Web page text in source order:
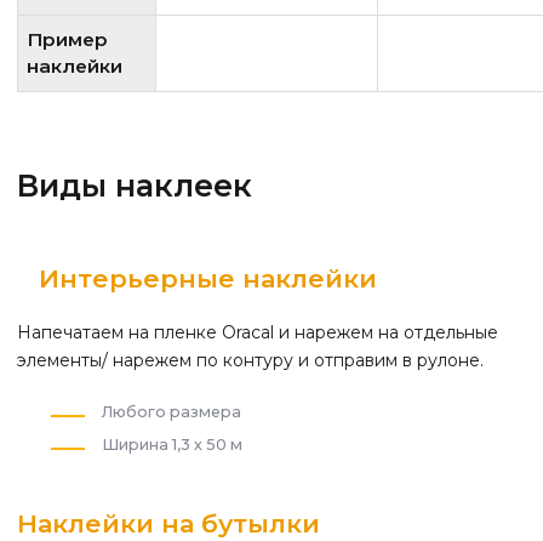
Пример
наклейки
Виды наклеек
Интерьерные наклейки
Напечатаем на пленке Oracal и нарежем на отдельные
элементы/ нарежем по контуру и отправим в рулоне.
Любого размера
Ширина 1,3 х 50 м
Наклейки на бутылки